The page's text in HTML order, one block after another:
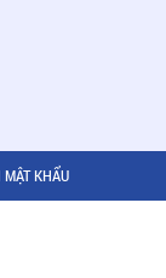
MẬT KHẨU